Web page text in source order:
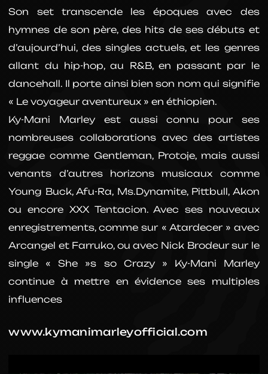
Son set transcende les époques avec des
hymnes de son père, des hits de ses débuts et
d’aujourd’hui, des singles actuels, et les genres
allant du hip-hop, au R&B, en passant par le
dancehall. Il porte ainsi bien son nom qui signifie
« Le voyageur aventureux » en éthiopien.
Ky-Mani Marley est aussi connu pour ses
nombreuses collaborations avec des artistes
reggae comme Gentleman, Protoje, mais aussi
venants d’autres horizons musicaux comme
Young Buck, Afu-Ra, Ms.Dynamite, Pittbull, Akon
ou encore XXX Tentacion. Avec ses nouveaux
enregistrements, comme sur « Atardecer » avec
Arcangel et Farruko, ou avec Nick Brodeur sur le
single « She »s so Crazy » Ky-Mani Marley
continue à mettre en évidence ses multiples
influences
www.kymanimarleyofficial.com